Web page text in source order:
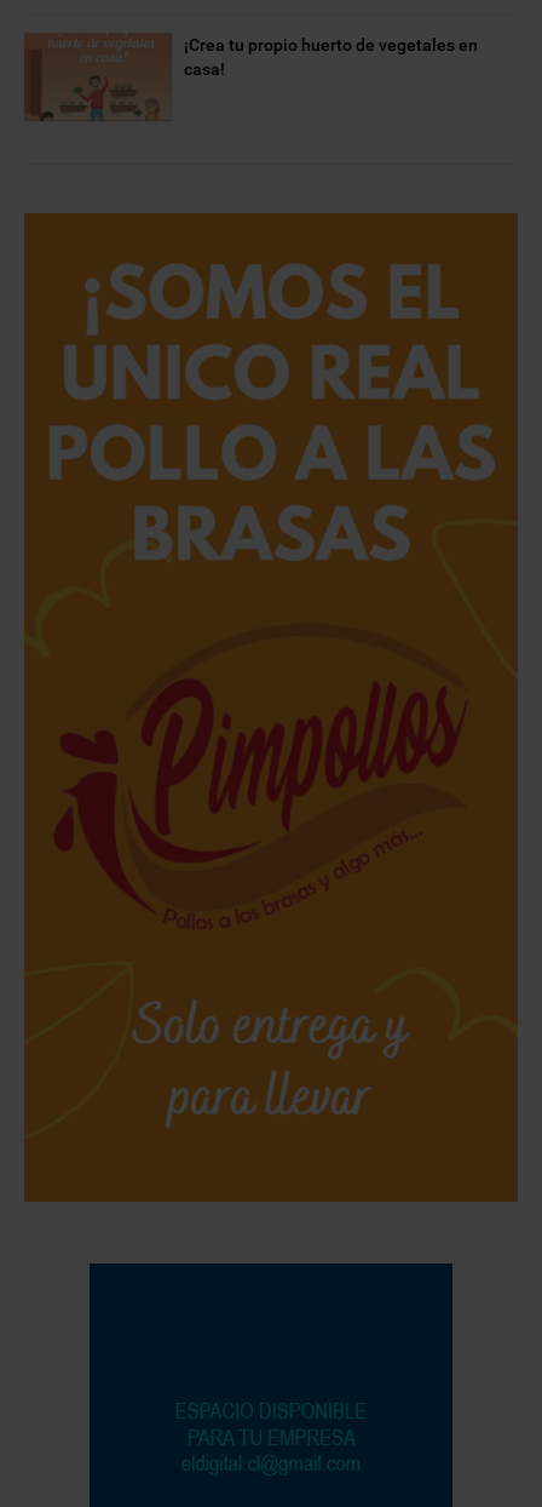
¡Crea tu propio huerto de vegetales en
casa!